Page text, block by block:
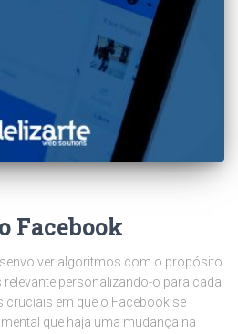
Facebook
algoritmos com o propósito
personalizando-o para cada
em que o Facebook se
que haja uma mudança na